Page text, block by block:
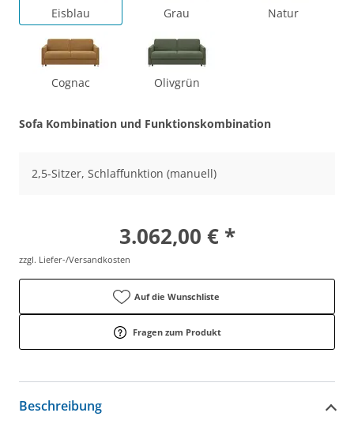
Eisblau Grau Natur
Cognac Olivgrün
Sofa Kombination und Funktionskombination
2,5-Sitzer, Schlaffunktion (manuell)
3.062,00 € *
zzgl. Liefer-/Versandkosten
Auf die Wunschliste
Fragen zum Produkt
Beschreibung